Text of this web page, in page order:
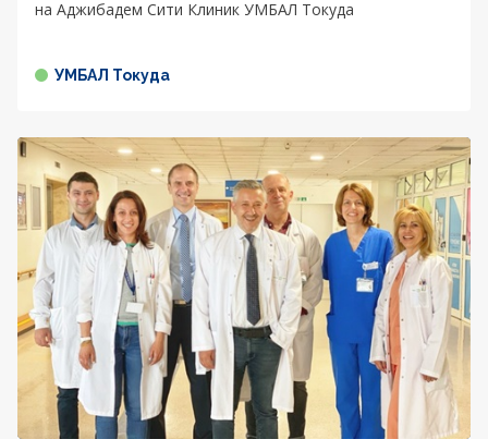
на Аджибадем Сити Клиник УМБАЛ Токуда
УМБАЛ Токуда